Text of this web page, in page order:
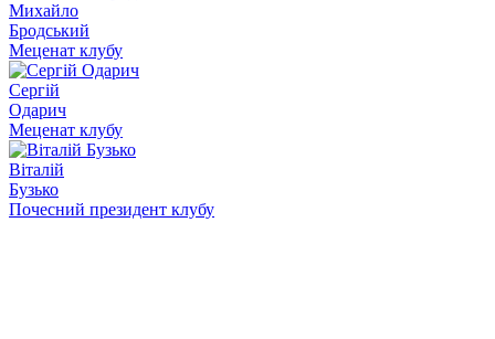
Михайло
Бродський
Меценат клубу
Сергій
Одарич
Меценат клубу
Віталій
Бузько
Почесний президент клубу